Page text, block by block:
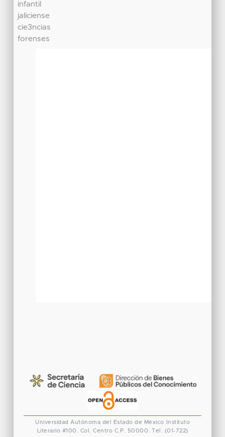
infantil
jaliciense
cie3ncias
forenses
Universidad Autónoma del Estado de México
Instituto
Literario #100. Col. Centro C.P. 50000. Tel. (01-722)